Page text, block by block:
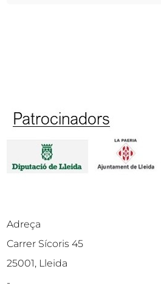
Adreça
Carrer Sícoris 45
25001, Lleida
-